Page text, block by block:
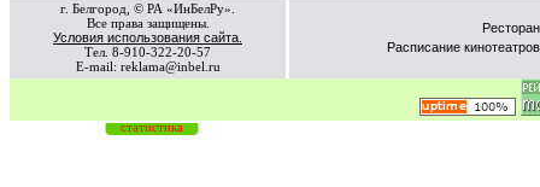
г. Белгород, © РА «ИнБелРу».
Все права защищены.
Условия использования сайта.
Тел. 8-910-322-20-57
E-mail: reklama@inbel.ru
Расписание кинотеатров
статистика